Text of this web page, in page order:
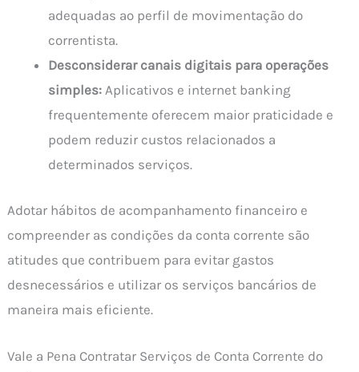
adequadas ao perfil de movimentação do
correntista.
Desconsiderar canais digitais para operações
simples: Aplicativos e internet banking
frequentemente oferecem maior praticidade e
podem reduzir custos relacionados a
determinados serviços.
Adotar hábitos de acompanhamento financeiro e
compreender as condições da conta corrente são
atitudes que contribuem para evitar gastos
desnecessários e utilizar os serviços bancários de
maneira mais eficiente.
Vale a Pena Contratar Serviços de Conta Corrente do